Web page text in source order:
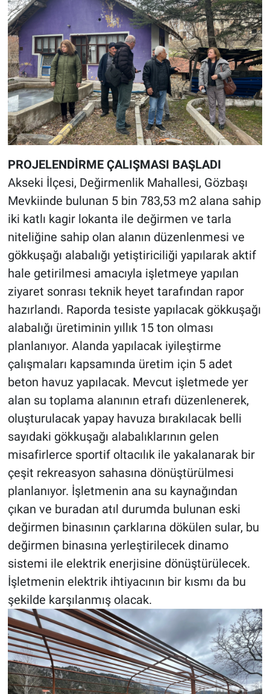
PROJELENDİRME ÇALIŞMASI BAŞLADI
Akseki İlçesi, Değirmenlik Mahallesi, Gözbaşı
Mevkiinde bulunan 5 bin 783,53 m2 alana sahip
iki katlı kagir lokanta ile değirmen ve tarla
niteliğine sahip olan alanın düzenlenmesi ve
gökkuşağı alabalığı yetiştiriciliği yapılarak aktif
hale getirilmesi amacıyla işletmeye yapılan
ziyaret sonrası teknik heyet tarafından rapor
hazırlandı. Raporda tesiste yapılacak gökkuşağı
alabalığı üretiminin yıllık 15 ton olması
planlanıyor. Alanda yapılacak iyileştirme
çalışmaları kapsamında üretim için 5 adet
beton havuz yapılacak. Mevcut işletmede yer
alan su toplama alanının etrafı düzenlenerek,
oluşturulacak yapay havuza bırakılacak belli
sayıdaki gökkuşağı alabalıklarının gelen
misafirlerce sportif oltacılık ile yakalanarak bir
çeşit rekreasyon sahasına dönüştürülmesi
planlanıyor. İşletmenin ana su kaynağından
çıkan ve buradan atıl durumda bulunan eski
değirmen binasının çarklarına dökülen sular, bu
değirmen binasına yerleştirilecek dinamo
sistemi ile elektrik enerjisine dönüştürülecek.
İşletmenin elektrik ihtiyacının bir kısmı da bu
şekilde karşılanmış olacak.